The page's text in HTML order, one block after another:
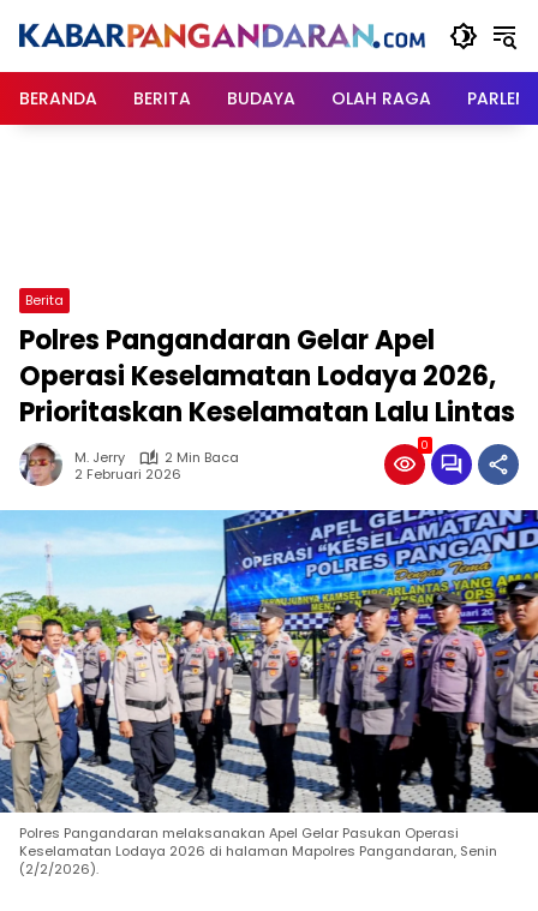
BERANDA
BERITA BUDAYA OLAH RAGA
Berita
Polres Pangandaran Gelar Apel
Operasi Keselamatan Lodaya 2026,
Prioritaskan Keselamatan Lalu Lintas
M. Jerry
2 Min Baca
2 Februari 2026
0
Polres Pangandaran melaksanakan Apel Gelar Pasukan Operasi
Keselamatan Lodaya 2026 di halaman Mapolres Pangandaran, Senin
(2/2/2026).